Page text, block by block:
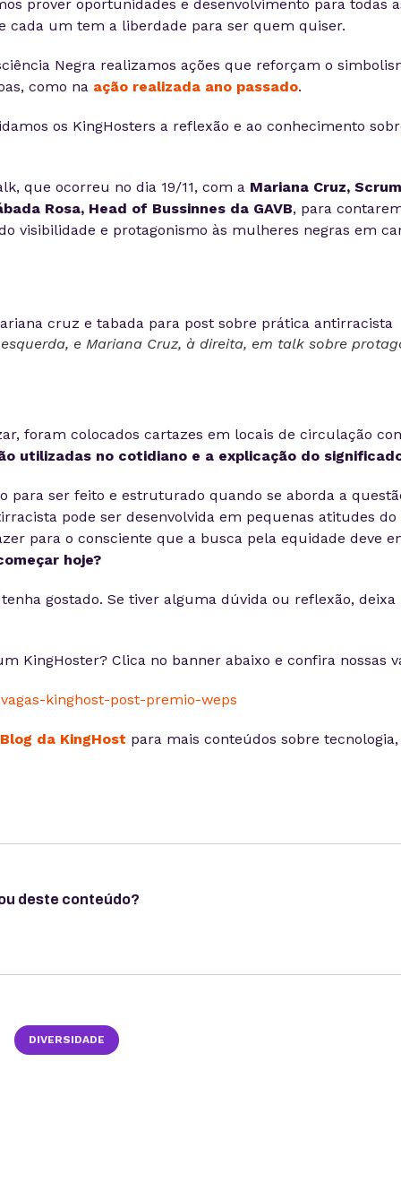
prover oportunidades e desenvolvimento para todas
cada um tem a liberdade para ser quem quiser.
Negra realizamos ações que reforçam o
como na ação realizada ano passado.
os KingHosters a reflexão e ao conhecimento
que ocorreu no dia 19/11, com a Mariana Cruz,
Rosa, Head of Bussinnes da GAVB, para
visibilidade e protagonismo às mulheres negras em
e Mariana Cruz, à direita, em talk sobre
foram colocados cartazes em locais de circulação
utilizadas no cotidiano e a explicação do
para ser feito e estruturado quando se aborda a
pode ser desenvolvida em pequenas atitudes do
para o consciente que a busca pela equidade deve
hoje?
gostado. Se tiver alguma dúvida ou reflexão, deixa
KingHoster? Clica no banner abaixo e confira nossas
Blog da KingHost para mais conteúdos sobre
deste conteúdo?
DIVERSIDADE